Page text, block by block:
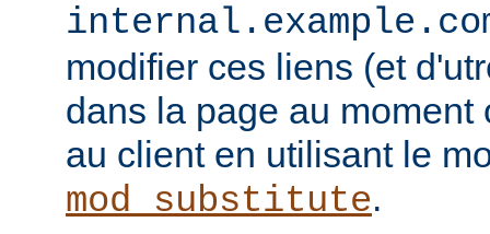
modifier ces liens (et
dans la page au moment
au client en utilisant le
mod_substitute.